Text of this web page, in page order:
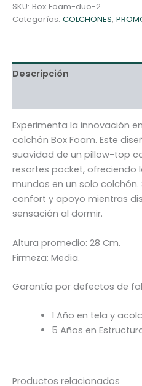
SKU: Box Foam-duo-2
Categorías: COLCHONES,
Descripción
Experimenta la innovación
colchón Box Foam. Este
suavidad de un pillow-top
resortes pocket, ofreciendo
mundos en un solo
confort y apoyo mientras
sensación al dormir.
Altura promedio: 28 Cm.
Firmeza: Media.
Garantía por defectos de
1 Año en tela y
5 Años en
Productos relacionados